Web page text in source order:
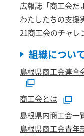
広報誌「商工会だ
わたしたちの支援
21商工会のチャレ
組織につい
島根県商工会連合
商工会とは
島根県内商工会一
島根県商工会青年